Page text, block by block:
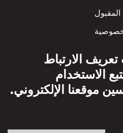
المقبول
الارتباط
الاستخدام
موقعنا الإلكتروني.